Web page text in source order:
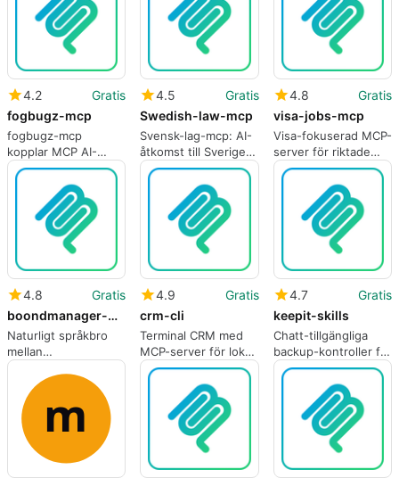
4.2
Gratis
fogbugz-mcp
fogbugz-mcp
kopplar MCP AI-
klienter direkt till
arbetsflöden
4.5
Gratis
Swedish-law-mcp
Svensk-lag-mcp: AI-
åtkomst till Sveriges
lagar för juridiska
arbetsflöden
4.8
Gratis
visa-jobs-mcp
Visa-fokuserad MCP-
server för riktade
sponsrade
jobbsökningar
4.8
Gratis
boondmanager-mcp-server
Naturligt språkbro
mellan
BoondManager och
AI-assistenter
4.9
Gratis
crm-cli
Terminal CRM med
MCP-server för lokal
AI-integration
4.7
Gratis
keepit-skills
Chatt-tillgängliga
backup-kontroller för
Keepit via MCP-
integration